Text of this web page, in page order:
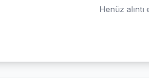
Henüz alıntı